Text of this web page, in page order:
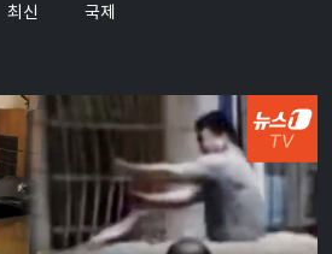
최신 국제